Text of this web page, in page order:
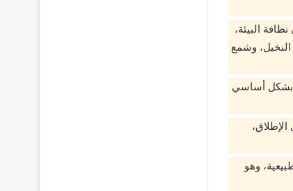
البيئة،
وشمع
بشكل أساسي
وهو